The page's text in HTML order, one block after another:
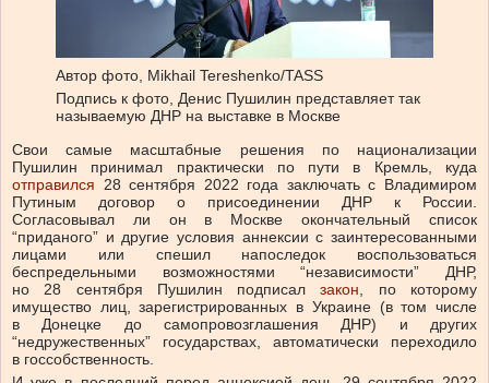
Автор фото, Mikhail Tereshenko/TASS
Подпись к фото, Денис Пушилин представляет так
называемую ДНР на выставке в Москве
Свои самые масштабные решения по национализации
Пушилин принимал практически по пути в Кремль, куда
отправился 28 сентября 2022 года заключать с Владимиром
Путиным договор о присоединении ДНР к России.
Согласовывал ли он в Москве окончательный список
“приданого” и другие условия аннексии с заинтересованными
лицами или спешил напоследок воспользоваться
беспредельными возможностями “независимости” ДНР,
но 28 сентября Пушилин подписалзакон , по которому
имущество лиц, зарегистрированных в Украине (в том числе
в Донецке до самопровозглашения ДНР) и других
“недружественных” государствах, автоматически переходило
в госсобственность.